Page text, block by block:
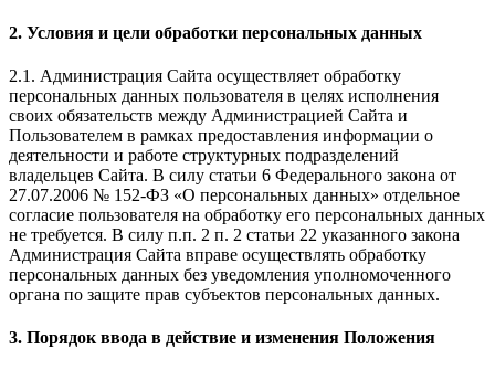
2. Условия и цели обработки персональных данных
2.1. Администрация Сайта осуществляет обработку
персональных данных пользователя в целях исполнения
своих обязательств между Администрацией Сайта и
Пользователем в рамках предоставления информации о
деятельности и работе структурных подразделений
владельцев Сайта. В силу статьи 6 Федерального закона от
27.07.2006 № 152-ФЗ «О персональных данных» отдельное
согласие пользователя на обработку его персональных данных
не требуется. В силу п.п. 2 п. 2 статьи 22 указанного закона
Администрация Сайта вправе осуществлять обработку
персональных данных без уведомления уполномоченного
органа по защите прав субъектов персональных данных.
3. Порядок ввода в действие и изменения Положения